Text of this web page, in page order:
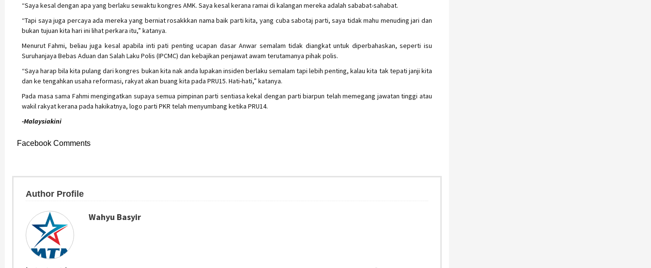
“Saya kesal dengan apa yang berlaku sewaktu kongres AMK. Saya kesal kerana ramai di kalangan mereka adalah sababat-sahabat.
“Tapi saya juga percaya ada mereka yang berniat rosakkkan nama baik parti kita, yang cuba sabotaj parti, saya tidak mahu menuding jari dan
bukan tujuan kita hari ini lihat perkara itu,” katanya.
Menurut Fahmi, beliau juga kesal apabila inti pati penting ucapan dasar Anwar semalam tidak diangkat untuk diperbahaskan, seperti isu
Suruhanjaya Bebas Aduan dan Salah Laku Polis (IPCMC) dan kebajikan penjawat awam terutamanya pihak polis.
“Saya harap bila kita pulang dari kongres bukan kita nak anda lupakan insiden berlaku semalam tapi lebih penting, kalau kita tak tepati janji kita
dan ke tengahkan usaha reformasi, rakyat akan buang kita pada PRU15. Hati-hati,” katanya.
Pada masa sama Fahmi mengingatkan supaya semua pimpinan parti sentiasa kekal dengan parti biarpun telah memegang jawatan tinggi atau
wakil rakyat kerana pada hakikatnya, logo parti PKR telah menyumbang ketika PRU14.
-Malaysiakini
Facebook Comments
Author Profile
Wahyu Basyir